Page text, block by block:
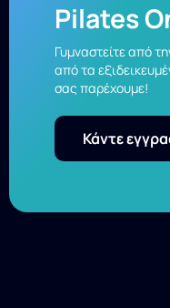
Pilates
Γυμναστείτε από
από τα
σας παρέχουμε!
Κάντε